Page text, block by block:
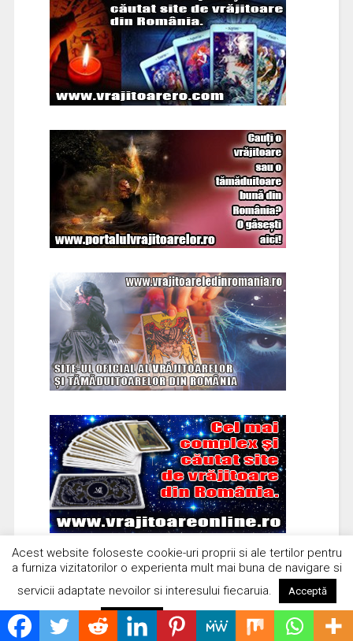
Acest website foloseste cookie-uri proprii si ale tertilor pentru
a furniza vizitatorilor o experienta mult mai buna de navigare si
servicii adaptate nevoilor si interesului fiecaruia.
Acceptă
Respinge Citește mai mult